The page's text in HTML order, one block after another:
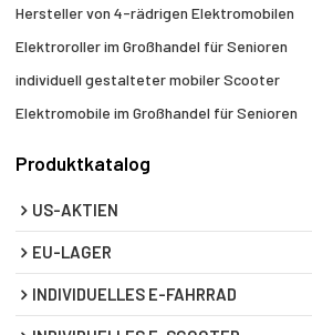
Hersteller von 4-rädrigen Elektromobilen
Elektroroller im Großhandel für Senioren
individuell gestalteter mobiler Scooter
Elektromobile im Großhandel für Senioren
Produktkatalog
US-AKTIEN
EU-LAGER
INDIVIDUELLES E-FAHRRAD